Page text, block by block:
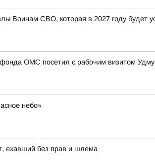
Воинам СВО, которая в 2027 году будет
ОМС посетил с рабочим визитом
небо»
ехавший без прав и шлема